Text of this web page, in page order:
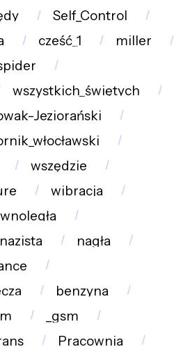
Self_Control
cześć_1
miller
wszystkich_świętych
Jeziorański
wszędzie
wibracja
nazista
nagła
benzyna
_gsm
Pracownia